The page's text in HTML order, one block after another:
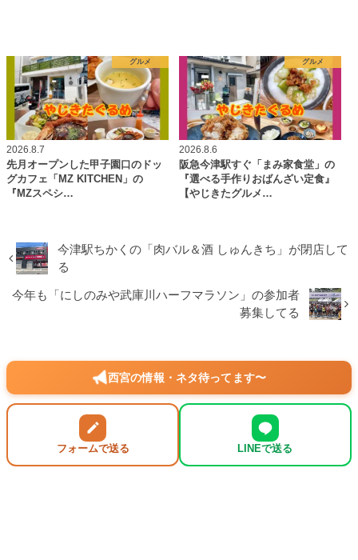
グルメ
2026.8.7
先月オープンした甲子園口のドッ
グカフェ「MZ KITCHEN」の
『MZスペシ…
グルメ
2026.8.6
阪急今津駅すぐ「まみ家食堂」の
『選べる手作りおばんざい定食』
【やじきたグルメ…
今津駅ちかくの「肉バル＆酒 しゅんきち」が閉店して
る
今年も「にしのみや武庫川ハーフマラソン」の参加者
募集してる
西宮の情報・ネタ待ってます〜
フォームで送る LINEで送る